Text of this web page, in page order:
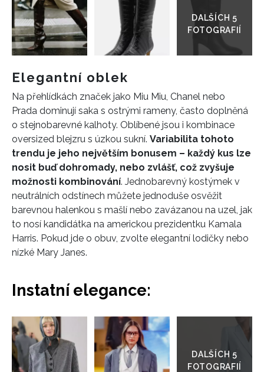
INFORMACE
galerie
Elegantní oblek
Na přehlídkách značek jako Miu Miu, Chanel nebo
Prada dominují saka s ostrými rameny, často doplněná
o stejnobarevné kalhoty. Oblíbené jsou i kombinace
oversized blejzru s úzkou sukní. Variabilita tohoto
trendu je jeho největším bonusem – každý kus lze
nosit buď dohromady, nebo zvlášť, což zvyšuje
možnosti kombinování. Jednobarevný kostýmek v
neutrálních odstínech můžete jednoduše osvěžit
barevnou halenkou s mašlí nebo zavázanou na uzel, jak
to nosí kandidátka na americkou prezidentku Kamala
Harris. Pokud jde o obuv, zvolte elegantní lodičky nebo
nízké Mary Janes.
Instatní elegance:
galerie